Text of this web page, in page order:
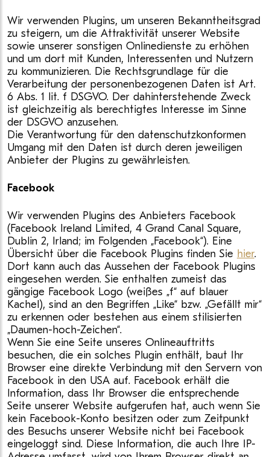
Wir verwenden Plugins, um unseren Bekanntheitsgrad
zu steigern, um die Attraktivität unserer Website
sowie unserer sonstigen Onlinedienste zu erhöhen
und um dort mit Kunden, Interessenten und Nutzern
zu kommunizieren. Die Rechtsgrundlage für die
Verarbeitung der personenbezogenen Daten ist Art.
6 Abs. 1 lit. f DSGVO. Der dahinterstehende Zweck
ist gleichzeitig als berechtigtes Interesse im Sinne
der DSGVO anzusehen.
Die Verantwortung für den datenschutzkonformen
Umgang mit den Daten ist durch deren jeweiligen
Anbieter der Plugins zu gewährleisten.
Facebook
Wir verwenden Plugins des Anbieters Facebook
(Facebook Ireland Limited, 4 Grand Canal Square,
Dublin 2, Irland; im Folgenden „Facebook“). Eine
Übersicht über die Facebook Plugins finden Sie hier.
Dort kann auch das Aussehen der Facebook Plugins
eingesehen werden. Sie enthalten zumeist das
gängige Facebook Logo (weißes „f“ auf blauer
Kachel), sind an den Begriffen „Like“ bzw. „Gefällt mir“
zu erkennen oder bestehen aus einem stilisierten
„Daumen-hoch-Zeichen“.
Wenn Sie eine Seite unseres Onlineauftritts
besuchen, die ein solches Plugin enthält, baut Ihr
Browser eine direkte Verbindung mit den Servern von
Facebook in den USA auf. Facebook erhält die
Information, dass Ihr Browser die entsprechende
Seite unserer Website aufgerufen hat, auch wenn Sie
kein Facebook-Konto besitzen oder zum Zeitpunkt
des Besuchs unserer Website nicht bei Facebook
eingeloggt sind. Diese Information, die auch Ihre IP-